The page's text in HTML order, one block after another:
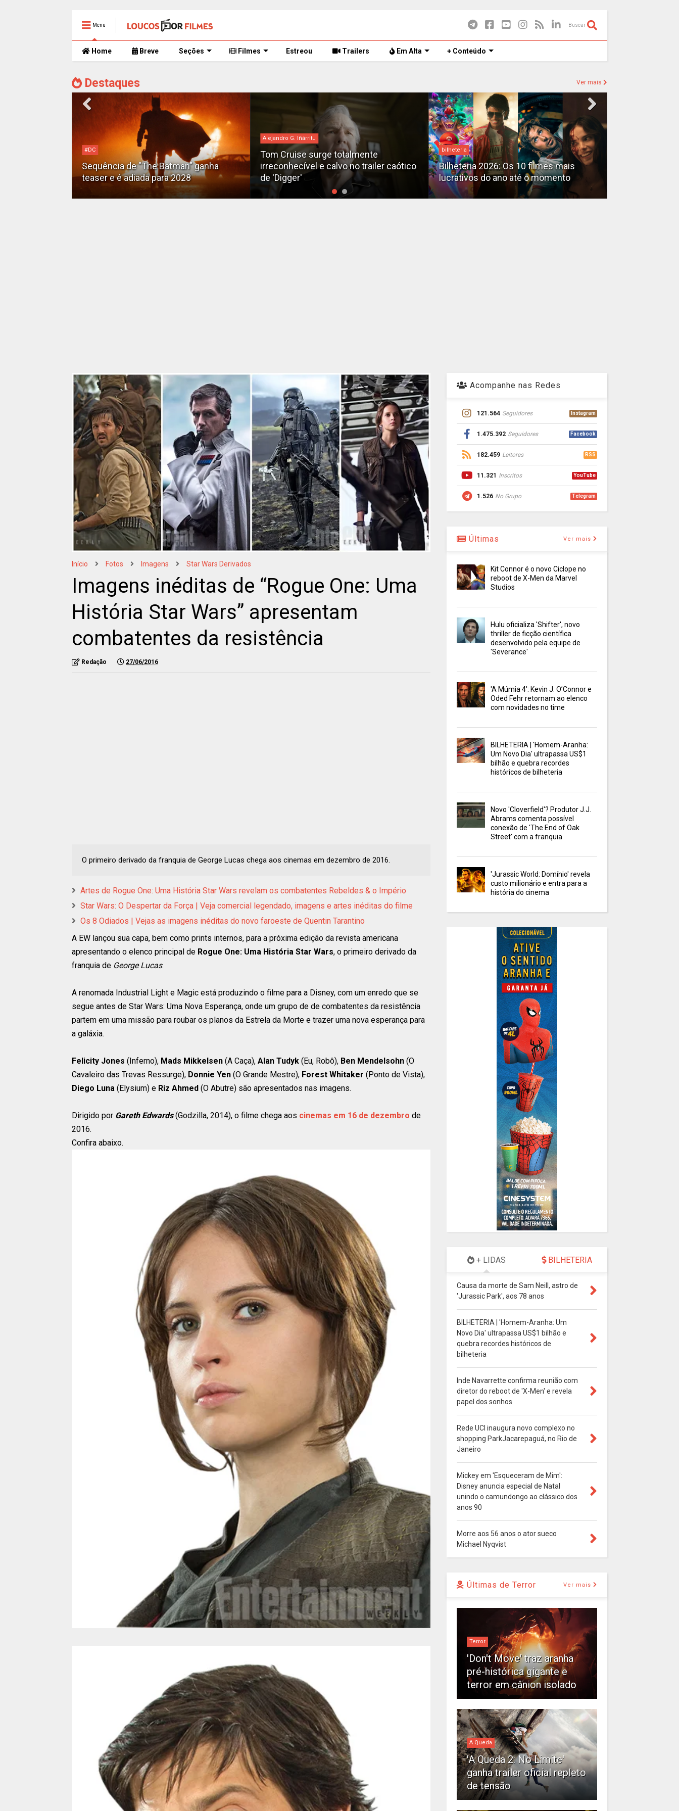
Menu Buscar
Home Breve Seções Filmes Estreou Trailers Em Alta + Conteúdo
Destaques Ver mais
#DC
Sequência de "The Batman" ganha
teaser e é adiada para 2028
Alejandro G. Iñárritu
Tom Cruise surge totalmente
irreconhecível e calvo no trailer caótico
de 'Digger'
bilheteria
Bilheteria 2026: Os 10 filmes mais
lucrativos do ano até o momento
Início Fotos Imagens Star Wars Derivados
Imagens inéditas de “Rogue One: Uma
História Star Wars” apresentam
combatentes da resistência
Redação 27/06/2016
O primeiro derivado da franquia de George Lucas chega aos cinemas em dezembro de 2016.
Artes de Rogue One: Uma História Star Wars revelam os combatentes Rebeldes & o Império
Star Wars: O Despertar da Força | Veja comercial legendado, imagens e artes inéditas do filme
Os 8 Odiados | Vejas as imagens inéditas do novo faroeste de Quentin Tarantino
A EW lançou sua capa, bem como prints internos, para a próxima edição da revista americana
apresentando o elenco principal de Rogue One: Uma História Star Wars, o primeiro derivado da
franquia de George Lucas.
A renomada Industrial Light e Magic está produzindo o filme para a Disney, com um enredo que se
segue antes de Star Wars: Uma Nova Esperança, onde um grupo de de combatentes da resistência
partem em uma missão para roubar os planos da Estrela da Morte e trazer uma nova esperança para
a galáxia.
Felicity Jones (Inferno), Mads Mikkelsen (A Caça), Alan Tudyk (Eu, Robô), Ben Mendelsohn (O
Cavaleiro das Trevas Ressurge), Donnie Yen (O Grande Mestre), Forest Whitaker (Ponto de Vista),
Diego Luna (Elysium) e Riz Ahmed (O Abutre) são apresentados nas imagens.
Dirigido por Gareth Edwards(Godzilla, 2014), o filme chega aos cinemas em 16 de dezembro de
2016.
Confira abaixo.
Acompanhe nas Redes
121.564 Seguidores Instagram
1.475.392 Seguidores Facebook
182.459 Leitores RSS
11.321 Inscritos YouTube
1.526 No Grupo Telegram
Últimas Ver mais
Kit Connor é o novo Ciclope no
reboot de X-Men da Marvel
Studios
Hulu oficializa 'Shifter', novo
thriller de ficção científica
desenvolvido pela equipe de
'Severance'
'A Múmia 4': Kevin J. O’Connor e
Oded Fehr retornam ao elenco
com novidades no time
BILHETERIA | 'Homem-Aranha:
Um Novo Dia' ultrapassa US$1
bilhão e quebra recordes
históricos de bilheteria
Novo 'Cloverfield'? Produtor J.J.
Abrams comenta possível
conexão de 'The End of Oak
Street' com a franquia
'Jurassic World: Domínio' revela
custo milionário e entra para a
história do cinema
+ LIDAS BILHETERIA
Causa da morte de Sam Neill, astro de
'Jurassic Park', aos 78 anos
BILHETERIA | 'Homem-Aranha: Um
Novo Dia' ultrapassa US$1 bilhão e
quebra recordes históricos de
bilheteria
Inde Navarrette confirma reunião com
diretor do reboot de 'X-Men' e revela
papel dos sonhos
Rede UCI inaugura novo complexo no
shopping ParkJacarepaguá, no Rio de
Janeiro
Mickey em 'Esqueceram de Mim':
Disney anuncia especial de Natal
unindo o camundongo ao clássico dos
anos 90
Morre aos 56 anos o ator sueco
Michael Nyqvist
Últimas de Terror Ver mais
Terror
'Don't Move' traz aranha
pré-histórica gigante e
terror em cânion isolado
A Queda
'A Queda 2: No Limite'
ganha trailer oficial repleto
de tensão